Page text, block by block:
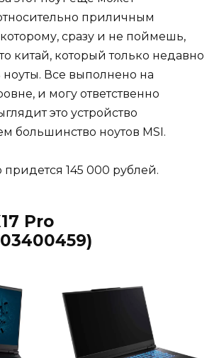
приличным
сразу и не поймешь,
китай, который только недавно
ноуты. Все выполнено на
и могу ответственно
это устройство
большинство ноутов MSI.
придется 145 000 рублей.
Pro